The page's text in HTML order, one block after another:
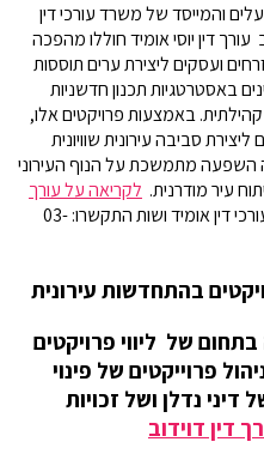
והמייסד של משרד עורכי דין
דין יוסי אומיד חוללו מהפכה
ועסקים ליצירת ערים תוססות
באסטרטגיות תכנון חדשניות
באמצעות פרויקטים אלו,
ליצירת סביבה עירונית שוויונית
השפעה מתמשכת על הנוף העירוני
עיר מודרנית. לקריאה על עורך
ליצירת קשר עם משרד עורכי דין אומיד ושות התקשרו: 03-
בהתחדשות עירונית
של ליווי פרויקטים
פרוייקטים של פינוי
נדלן ושל זכויות
דין דוידוב